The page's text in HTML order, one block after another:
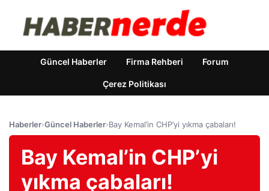
Güncel Haberler Firma Rehberi Forum
Çerez Politikası
Haberler›Güncel Haberler›Bay Kemal’in CHP’yi yıkma çabaları!
Bay Kemal’in CHP’yi
yıkma çabaları!